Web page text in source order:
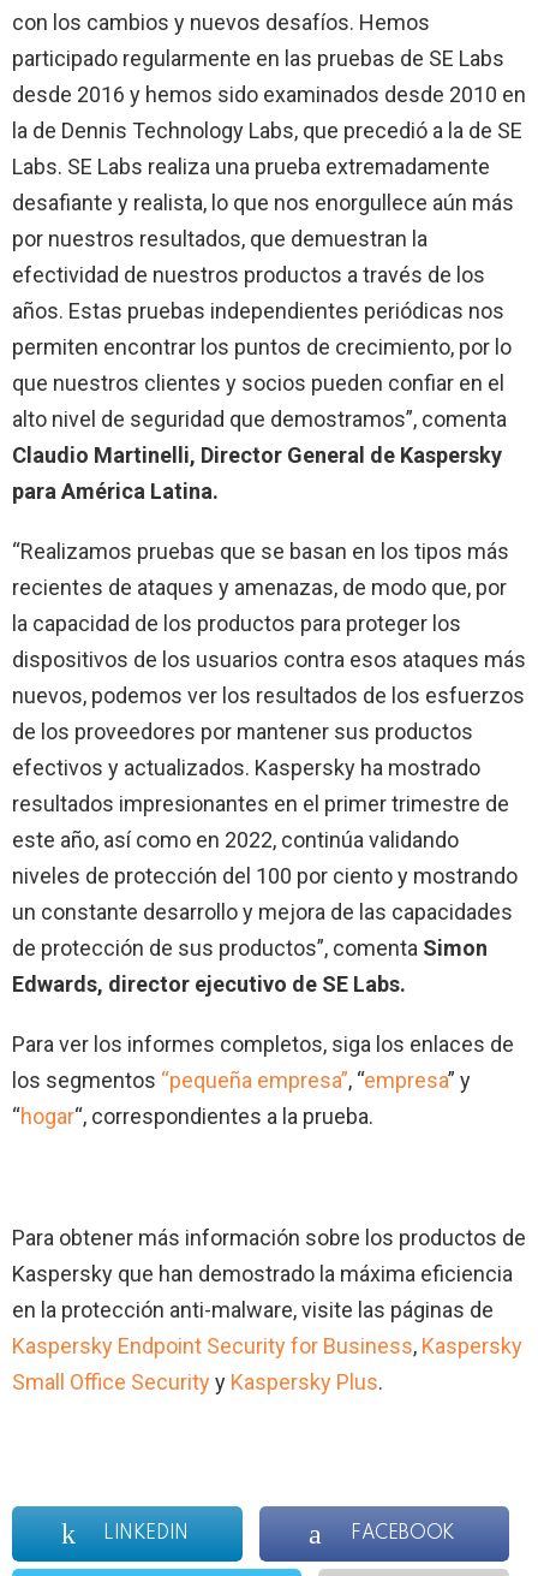
con los cambios y nuevos desafíos. Hemos
participado regularmente en las pruebas de SE Labs
desde 2016 y hemos sido examinados desde 2010 en
la de Dennis Technology Labs, que precedió a la de SE
Labs. SE Labs realiza una prueba extremadamente
desafiante y realista, lo que nos enorgullece aún más
por nuestros resultados, que demuestran la
efectividad de nuestros productos a través de los
años. Estas pruebas independientes periódicas nos
permiten encontrar los puntos de crecimiento, por lo
que nuestros clientes y socios pueden confiar en el
alto nivel de seguridad que demostramos”, comenta
Claudio Martinelli, Director General de Kaspersky
para América Latina.
“Realizamos pruebas que se basan en los tipos más
recientes de ataques y amenazas, de modo que, por
la capacidad de los productos para proteger los
dispositivos de los usuarios contra esos ataques más
nuevos, podemos ver los resultados de los esfuerzos
de los proveedores por mantener sus productos
efectivos y actualizados. Kaspersky ha mostrado
resultados impresionantes en el primer trimestre de
este año, así como en 2022, continúa validando
niveles de protección del 100 por ciento y mostrando
un constante desarrollo y mejora de las capacidades
de protección de sus productos”, comenta Simon
Edwards, director ejecutivo de SE Labs.
Para ver los informes completos, siga los enlaces de
los segmentos “pequeña empresa”, “empresa” y
“hogar“, correspondientes a la prueba.
Para obtener más información sobre los productos de
Kaspersky que han demostrado la máxima eficiencia
en la protección anti-malware, visite las páginas de
Kaspersky Endpoint Security for Business, Kaspersky
Small Office Securityy Kaspersky Plus.
LINKEDIN FACEBOOK